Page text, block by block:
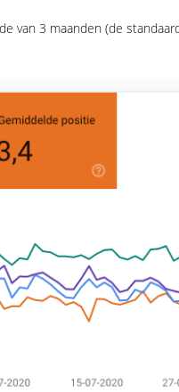
van 3 maanden (de